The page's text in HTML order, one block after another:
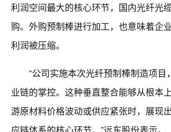
利润空间最大的核心环节，国内光纤光
购。外购预制棒进行加工，也意味着企
利润被压缩。
“公司实施本次光纤预制棒制造项
业链的掌控。这种垂直整合能够从根本
游原材料价格波动或供应紧张时，展现